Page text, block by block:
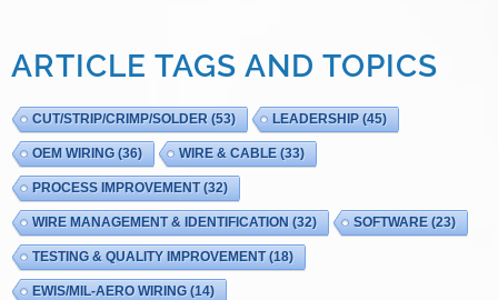
ARTICLE TAGS AND TOPICS
CUT/STRIP/CRIMP/SOLDER (53) LEADERSHIP(45)
OEM WIRING (36) WIRE & CABLE (33)
PROCESS IMPROVEMENT(32)
WIRE MANAGEMENT & IDENTIFICATION (32) SOFTWARE (23)
TESTING & QUALITY IMPROVEMENT(18)
EWIS/MIL-AERO WIRING (14)